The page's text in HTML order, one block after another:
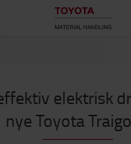
elektrisk
nye Toyota